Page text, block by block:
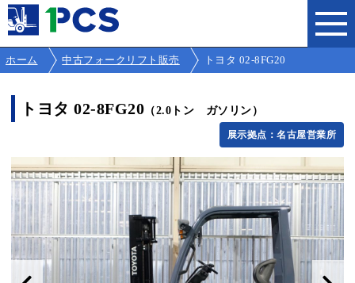
ホーム 中古フォークリフト販売 トヨタ 02-8FG20
トヨタ 02-8FG20 （2.0トン ガソリン）
展示拠点：名古屋営業所